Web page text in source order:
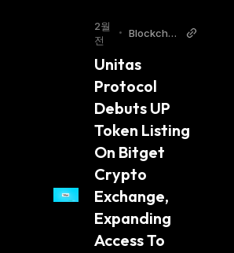
2월
전
• Blockchai
Unitas
Protocol
Debuts UP
Token Listing
On Bitget
Crypto
Exchange,
Expanding
Access To